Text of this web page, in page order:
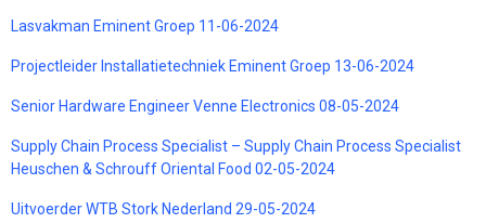
Lasvakman Eminent Groep 11-06-2024
Projectleider Installatietechniek Eminent Groep 13-06-2024
Senior Hardware Engineer Venne Electronics 08-05-2024
Supply Chain Process Specialist – Supply Chain Process Specialist
Heuschen & Schrouff Oriental Food 02-05-2024
Uitvoerder WTB Stork Nederland 29-05-2024